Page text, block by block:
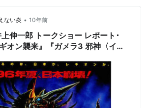
」「月刊少年エース」などの編集長を
店代表取締役社長に就任。
グループホールディングス取締役に就
ない炎 • 10年前
伸一郎 トークショー レポート･
オン襲来』『ガメラ3 邪神〈イリ